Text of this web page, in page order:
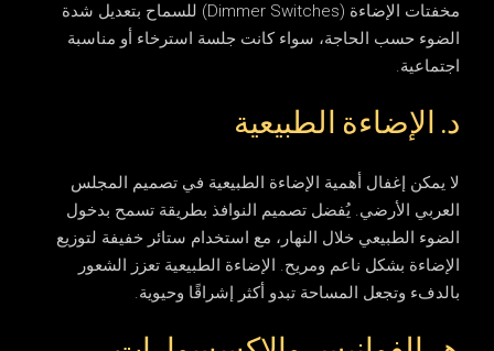
مخفتات الإضاءة (Dimmer Switches) للسماح بتعديل شدة
الضوء حسب الحاجة، سواء كانت جلسة استرخاء أو مناسبة
اجتماعية.
د. الإضاءة الطبيعية
لا يمكن إغفال أهمية الإضاءة الطبيعية في تصميم المجلس
العربي الأرضي. يُفضل تصميم النوافذ بطريقة تسمح بدخول
الضوء الطبيعي خلال النهار، مع استخدام ستائر خفيفة لتوزيع
الإضاءة بشكل ناعم ومريح. الإضاءة الطبيعية تعزز الشعور
بالدفء وتجعل المساحة تبدو أكثر إشراقًا وحيوية.